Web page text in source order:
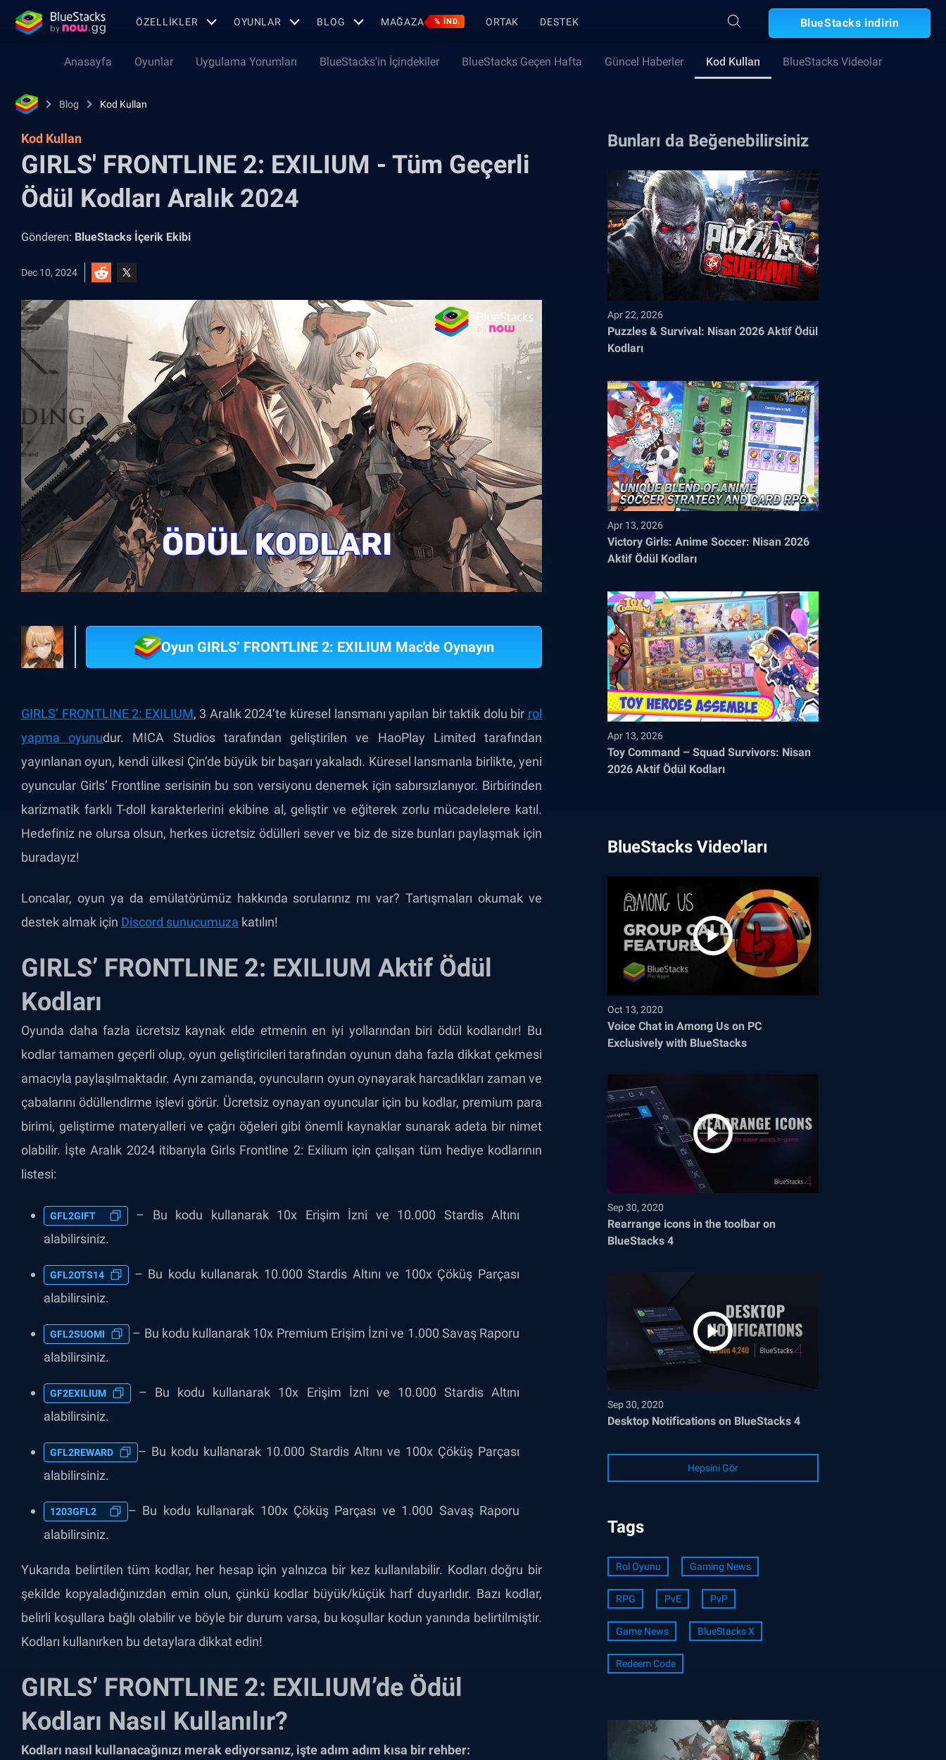
ÖZELLIKLER OYUNLAR BLOG MAĞAZA % IND. ORTAK DESTEK BlueStacks indirin
Anasayfa Oyunlar Uygulama Yorumları BlueStacks'in İçindekiler BlueStacks Geçen Hafta Güncel Haberler Kod Kullan BlueStacks Videolar
Blog Kod Kullan
Kod Kullan
GIRLS' FRONTLINE 2: EXILIUM - Tüm Geçerli
Ödül Kodları Aralık 2024
Gönderen: BlueStacks İçerik Ekibi
Dec 10, 2024
Oyun GIRLS’ FRONTLINE 2: EXILIUM Mac'de Oynayın
GIRLS’ FRONTLINE 2: EXILIUM, 3 Aralık 2024’te küresel lansmanı yapılan bir taktik dolu bir rol
yapma oyunudur. MICA Studios tarafından geliştirilen ve HaoPlay Limited tarafından
yayınlanan oyun, kendi ülkesi Çin’de büyük bir başarı yakaladı. Küresel lansmanla birlikte, yeni
oyuncular Girls’ Frontline serisinin bu son versiyonu denemek için sabırsızlanıyor. Birbirinden
karizmatik farklı T-doll karakterlerini ekibine al, geliştir ve eğiterek zorlu mücadelelere katıl.
Hedefiniz ne olursa olsun, herkes ücretsiz ödülleri sever ve biz de size bunları paylaşmak için
buradayız!
Loncalar, oyun ya da emülatörümüz hakkında sorularınız mı var? Tartışmaları okumak ve
destek almak için Discord sunucumuza katılın!
GIRLS’ FRONTLINE 2: EXILIUM Aktif Ödül
Kodları
Oyunda daha fazla ücretsiz kaynak elde etmenin en iyi yollarından biri ödül kodlarıdır! Bu
kodlar tamamen geçerli olup, oyun geliştiricileri tarafından oyunun daha fazla dikkat çekmesi
amacıyla paylaşılmaktadır. Aynı zamanda, oyuncuların oyun oynayarak harcadıkları zaman ve
çabalarını ödüllendirme işlevi görür. Ücretsiz oynayan oyuncular için bu kodlar, premium para
birimi, geliştirme materyalleri ve çağrı öğeleri gibi önemli kaynaklar sunarak adeta bir nimet
olabilir. İşte Aralık 2024 itibarıyla Girls Frontline 2: Exilium için çalışan tüm hediye kodlarının
listesi:
GFL2GIFT
– Bu kodu kullanarak 10x Erişim İzni ve 10.000 Stardis Altını
alabilirsiniz.
GFL2OTS14
– Bu kodu kullanarak 10.000 Stardis Altını ve 100x Çöküş Parçası
alabilirsiniz.
GFL2SUOMI
– Bu kodu kullanarak 10x Premium Erişim İzni ve 1.000 Savaş Raporu
alabilirsiniz.
GF2EXILIUM
– Bu kodu kullanarak 10x Erişim İzni ve 10.000 Stardis Altını
alabilirsiniz.
GFL2REWARD
– Bu kodu kullanarak 10.000 Stardis Altını ve 100x Çöküş Parçası
alabilirsiniz.
1203GFL2
– Bu kodu kullanarak 100x Çöküş Parçası ve 1.000 Savaş Raporu
alabilirsiniz.
Yukarıda belirtilen tüm kodlar, her hesap için yalnızca bir kez kullanılabilir. Kodları doğru bir
şekilde kopyaladığınızdan emin olun, çünkü kodlar büyük/küçük harf duyarlıdır. Bazı kodlar,
belirli koşullara bağlı olabilir ve böyle bir durum varsa, bu koşullar kodun yanında belirtilmiştir.
Kodları kullanırken bu detaylara dikkat edin!
GIRLS’ FRONTLINE 2: EXILIUM’de Ödül
Kodları Nasıl Kullanılır?
Kodları nasıl kullanacağınızı merak ediyorsanız, işte adım adım kısa bir rehber:
Bunları da Beğenebilirsiniz
Apr 22, 2026
Puzzles & Survival: Nisan 2026 Aktif Ödül
Kodları
Apr 13, 2026
Victory Girls: Anime Soccer: Nisan 2026
Aktif Ödül Kodları
Apr 13, 2026
Toy Command – Squad Survivors: Nisan
2026 Aktif Ödül Kodları
BlueStacks Video'ları
Oct 13, 2020
Voice Chat in Among Us on PC
Exclusively with BlueStacks
Sep 30, 2020
Rearrange icons in the toolbar on
BlueStacks 4
Sep 30, 2020
Desktop Notifications on BlueStacks 4
Hepsini Gör
Tags
Rol Oyunu Gaming News
RPG PvE PvP
Game News BlueStacks X
Redeem Code